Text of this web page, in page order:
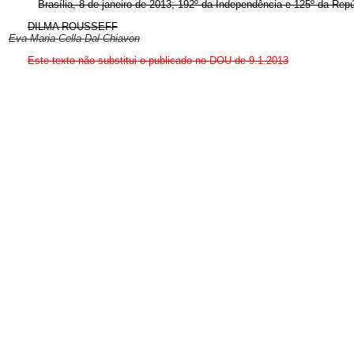
Brasília, 8 de janeiro de 2013; 192º da Independência e 125º da
DILMA ROUSSEFF
Eva Maria Cella Dal Chiavon
Este texto não substitui o publicado no DOU de 9.1.2013